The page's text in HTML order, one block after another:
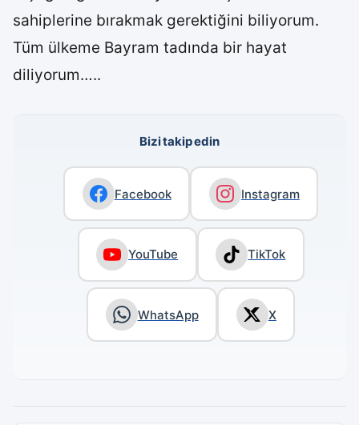
sahiplerine bırakmak gerektiğini biliyorum.
Tüm ülkeme Bayram tadında bir hayat
diliyorum…..
Bizi takip edin
Facebook Instagram
YouTube TikTok
WhatsApp X